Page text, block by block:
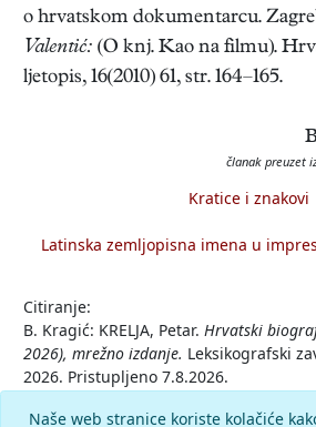
o hrvatskom dokumentarcu.
Valentić: (O knj. Kao na filmu).
ljetopis, 16(2010) 61, str. 164–165.
članak preuzet
Kratice i znakovi
Latinska zemljopisna imena u
Citiranje:
B. Kragić: KRELJA, Petar. Hrvatski
2026), mrežno izdanje. Leksikografski
2026. Pristupljeno 7.8.2026.
Naše web stranice koriste kolačiće